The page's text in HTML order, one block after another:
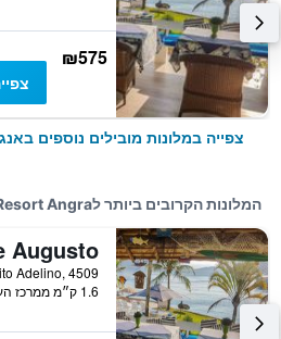
₪575
צפייה במלונות מובילים נוספים
המלונות הקרובים ביותר לVila Galé Eco Resort Angra
1.6 ק״מ ממרכז העיר